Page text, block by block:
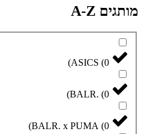
מותגים A-Z
ASICS (0
)
BALR. (0
)
BALR. x PUMA (0
)